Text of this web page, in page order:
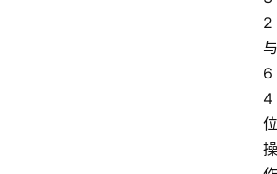
2
与
6
4
位
操